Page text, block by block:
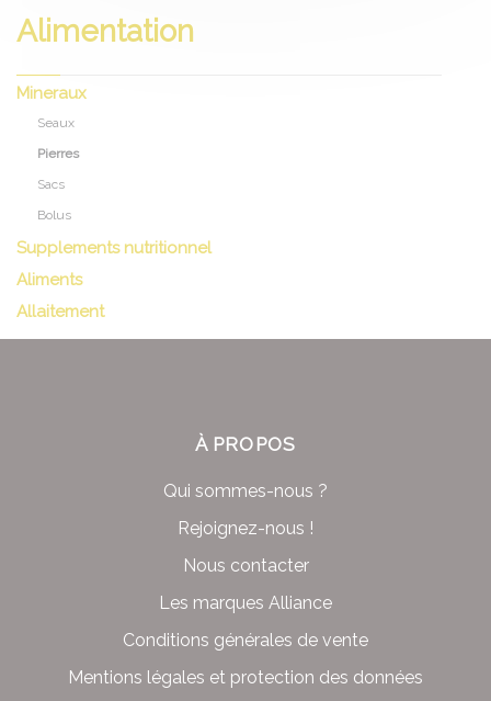
Alimentation
Mineraux
Seaux
Pierres
Sacs
Bolus
Supplements nutritionnel
Aliments
Allaitement
À PROPOS
Qui sommes-nous ?
Rejoignez-nous !
Nous contacter
Les marques Alliance
Conditions générales de vente
Mentions légales et protection des données